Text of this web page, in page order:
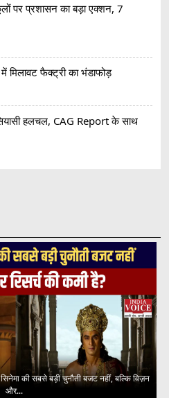
पर प्रशासन का बड़ा एक्शन, 7
मिलावट फैक्ट्री का भंडाफोड़
हलचल, CAG Report के साथ
की सबसे बड़ी चुनौती बजट नहीं, बल्कि विज़न
और...